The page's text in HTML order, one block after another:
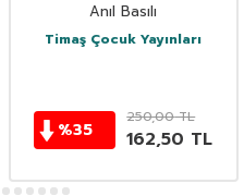
Anıl Basılı
Timaş Çocuk Yayınları
%35
250,00TL
162,50 TL